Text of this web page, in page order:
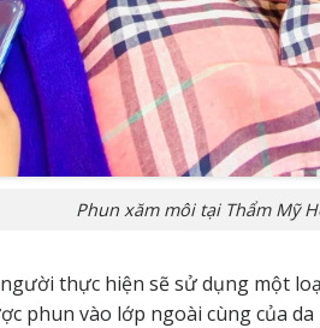
Phun xăm môi tại Thẩm Mỹ
thực hiện sẽ sử dụng một
phun vào lớp ngoài cùng của